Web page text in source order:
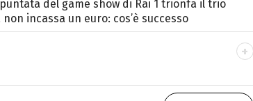
del game show di Rai 1 trionfa il trio
incassa un euro: cos’è successo
viaggi e passione per i cartoni (della pizza